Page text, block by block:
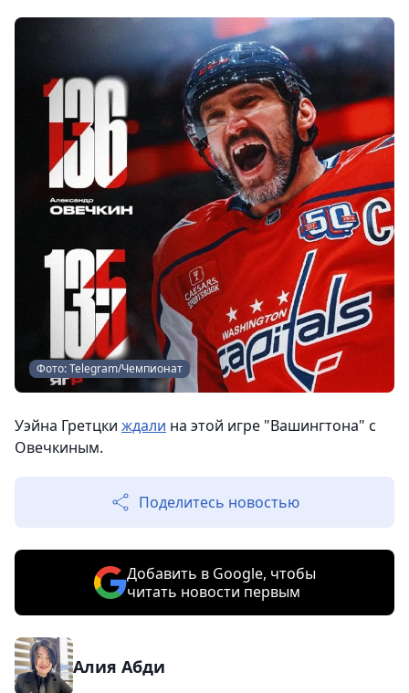
Фото: Telegram/Чемпионат
Уэйна Гретцки ждали на этой игре "Вашингтона" с
Овечкиным.
Поделитесь новостью
Добавить в Google, чтобы
читать новости первым
Алия Абди